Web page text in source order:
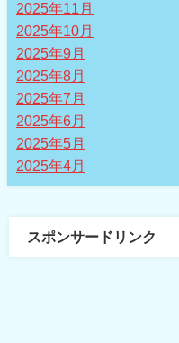
2025年11月
2025年10月
2025年9月
2025年8月
2025年7月
2025年6月
2025年5月
2025年4月
スポンサードリンク